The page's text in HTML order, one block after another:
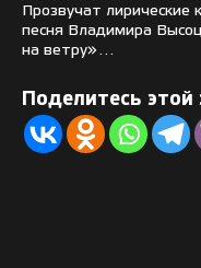
Прозвучат лирические
песня Владимира
на ветру»…
Поделитесь